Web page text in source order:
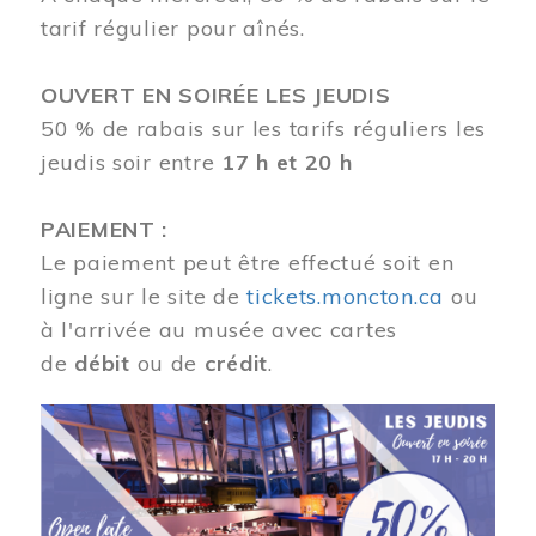
tarif régulier pour aînés.
OUVERT EN SOIRÉE LES JEUDIS
50 % de rabais sur les tarifs réguliers les
jeudis soir entre 17 h et 20 h
PAIEMENT :
Le paiement peut être effectué soit en
ligne sur le site detickets.moncton.ca ou
à l'arrivée au musée avec cartes
de débit ou de crédit.
Image